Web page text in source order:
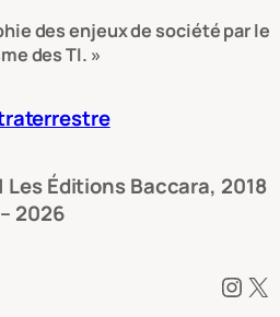
des enjeux de société par le
des TI. »
Éditions Baccara, 2018
– 2026
Instagram X